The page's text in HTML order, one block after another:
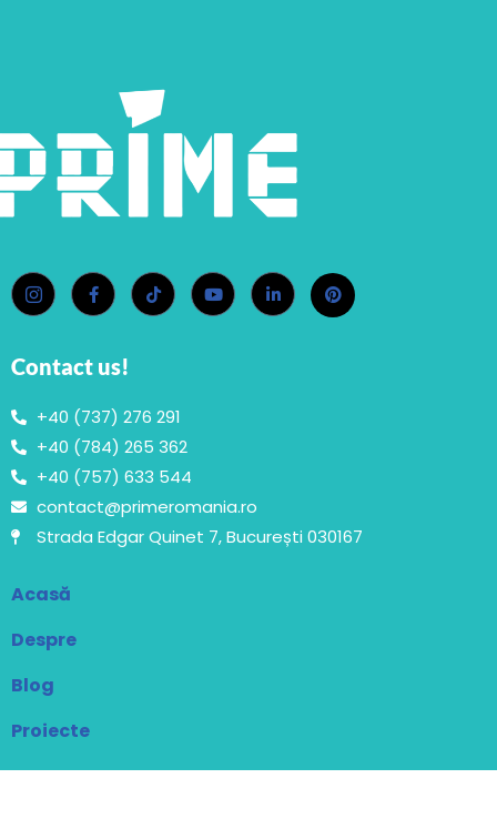
Contact us!
+40 (737) 276 291
+40 (784) 265 362
+40 (757) 633 544
contact@primeromania.ro
Strada Edgar Quinet 7, București 030167
Acasă
Despre
Blog
Proiecte
Contact